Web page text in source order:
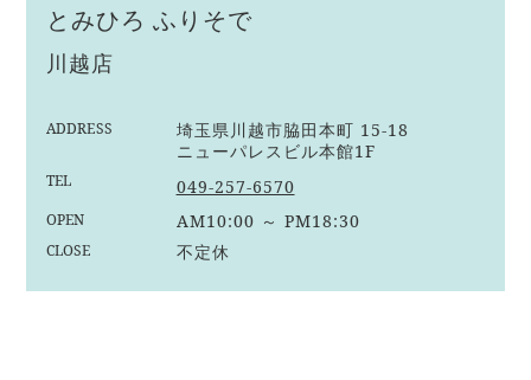
とみひろ ふりそで
川越店
ADDRESS
埼玉県川越市脇田本町 15-18
ニューパレスビル本館1F
TEL 049-257-6570
OPEN AM10:00 ～ PM18:30
CLOSE 不定休